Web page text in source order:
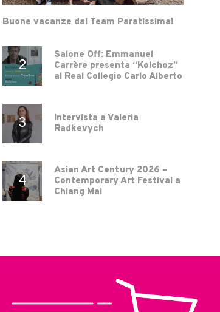
Buone vacanze dal Team Paratissima!
Salone Off: Emmanuel
Carrère presenta “Kolchoz”
al Real Collegio Carlo Alberto
Intervista a Valeria
Radkevych
Asian Art Century 2026 –
Contemporary Art Festival a
Chiang Mai